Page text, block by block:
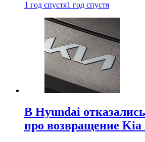
1 год спустя1 год спустя
В Hyundai
про возвращение Kia